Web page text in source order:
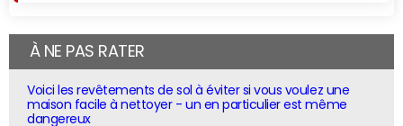
À NE PAS RATER
Voici les revêtements de sol à éviter si vous voulez une
maison facile à nettoyer - un en particulier est même
dangereux